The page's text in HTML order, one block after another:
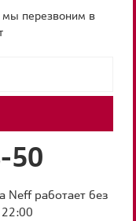
перезвоним в
50
Neff работает без